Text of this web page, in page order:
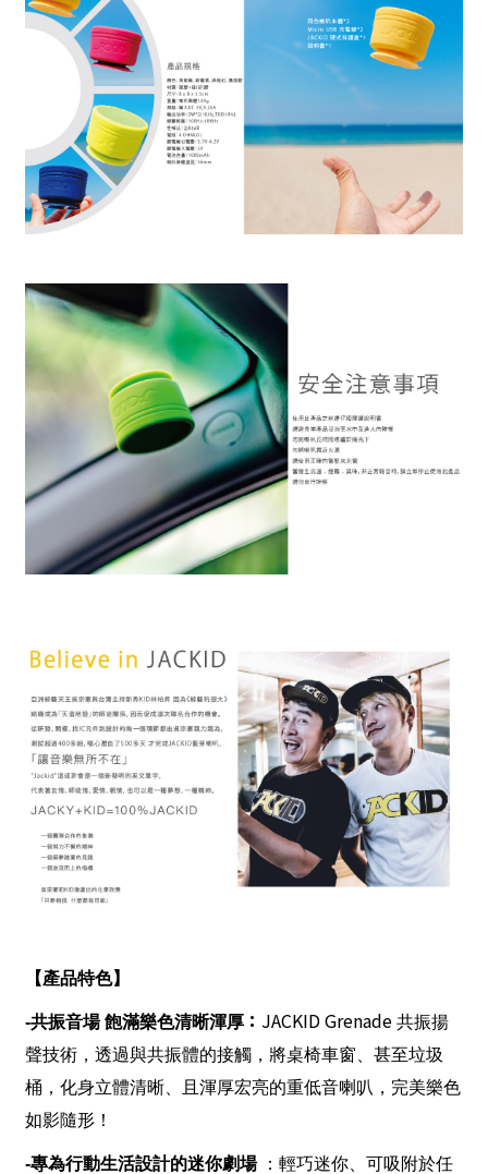
【產品特色】
-共振音場 飽滿樂色清晰渾厚 ： JACKID Grenade 共振揚
聲技術，透過與共振體的接觸，將桌椅車窗、甚至垃圾
桶，化身立體清晰、且渾厚宏亮的重低音喇叭，完美樂色
如影隨形！
-專為行動生活設計的迷你劇場
：輕巧迷你、可吸附於任